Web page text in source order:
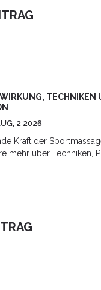
TECHNIKEN
2 2026
Kraft der
mehr über Techniken,